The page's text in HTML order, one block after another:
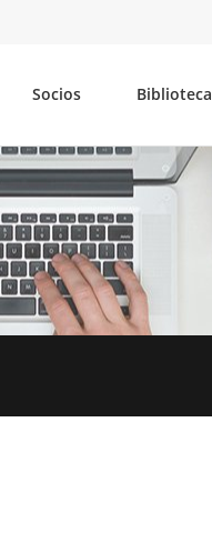
Socios Biblioteca